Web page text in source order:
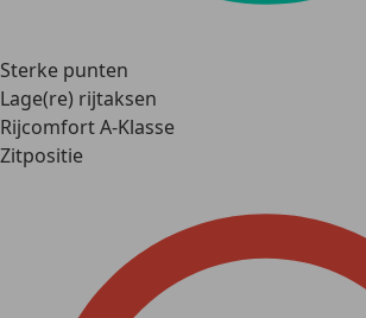
Sterke punten
Lage(re) rijtaksen
Rijcomfort A-Klasse
Zitpositie